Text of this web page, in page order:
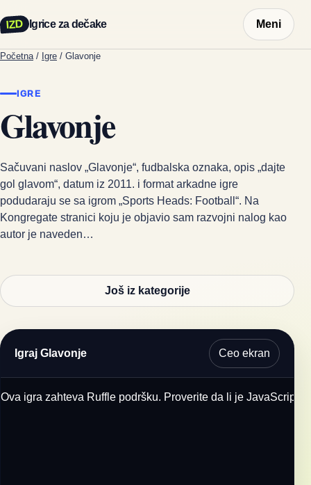
IZD Igrice za dečake Meni
Početna / Igre / Glavonje
IGRE
Glavonje
Sačuvani naslov „Glavonje“, fudbalska oznaka, opis „dajte
gol glavom“, datum iz 2011. i format arkadne igre
podudaraju se sa igrom „Sports Heads: Football“. Na
Kongregate stranici koju je objavio sam razvojni nalog kao
autor je naveden…
Još iz kategorije
Igraj Glavonje Ceo ekran
Ova igra zahteva Ruffle podršku. Proverite da li je JavaScript